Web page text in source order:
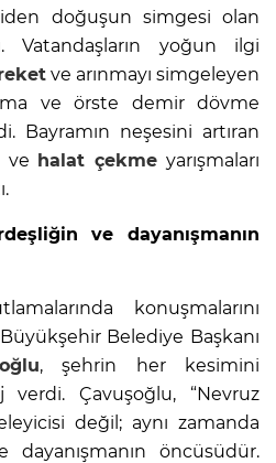
doğuşun simgesi olan
Vatandaşların yoğun ilgi
ve arınmayı simgeleyen
ve örste demir dövme
Bayramın neşesini artıran
ve halat çekme yarışmaları
ve dayanışmanın
konuşmalarını
Belediye Başkanı
, şehrin her kesimini
Çavuşoğlu, “Nevruz
değil; aynı zamanda
öncüsüdür.